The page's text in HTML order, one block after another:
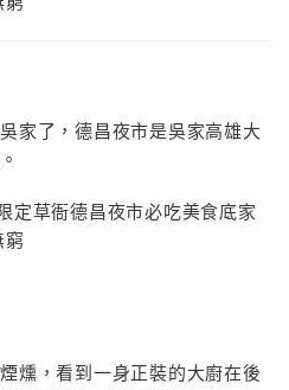
家了，德昌夜市是吳家高雄大
燻，看到一身正裝的大廚在後